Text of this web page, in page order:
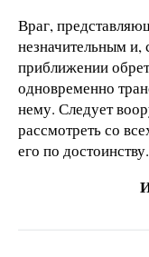
Враг,
незначительным и,
приближении
одновременно
нему. Следует
рассмотреть со
его по